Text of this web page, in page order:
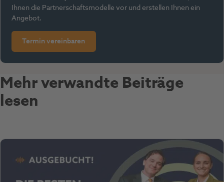
Ihnen die Partnerschaftsmodelle vor und erstellen Ihnen ein
Angebot.
Termin vereinbaren
Mehr verwandte Beiträge
lesen